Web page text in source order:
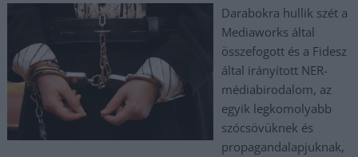
Darabokra hullik szét a
Mediaworks által
összefogott és a Fidesz
által irányított NER-
médiabirodalom, az
egyik legkomolyabb
szócsövüknek és
propagandalapjuknak,